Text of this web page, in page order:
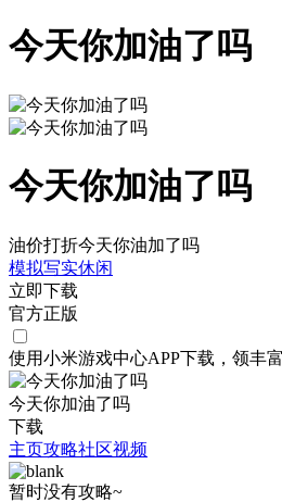
今天你加油了吗
今天你加油了吗
油价打折今天你油加了吗
模拟写实休闲
立即下载
官方正版
使用小米游戏中心APP下载 ，领丰
今天你加油了吗
下载
主页攻略社区视频
暂时没有攻略~